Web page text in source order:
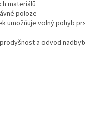
materiálů
poloze
umožňuje volný pohyb
a odvod